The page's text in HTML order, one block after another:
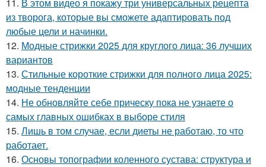
из творога, которые вы сможете адаптировать под
любые цели и начинки.
12. Модные стрижки 2025 для круглого лица: 36 лучших
вариантов
13. Стильные короткие стрижки для полного лица 2025:
модные тенденции
14. Не обновляйте себе прическу пока не узнаете о
самых главных ошибках в выборе стиля
15. Лишь в том случае, если диеты не работаю, то что
работает.
16. Основы топографии коленного сустава: структура и